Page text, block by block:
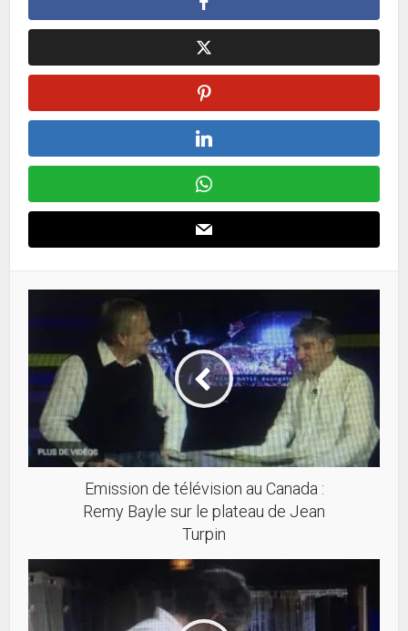
Emission de télévision au Canada :
Remy Bayle sur le plateau de Jean
Turpin